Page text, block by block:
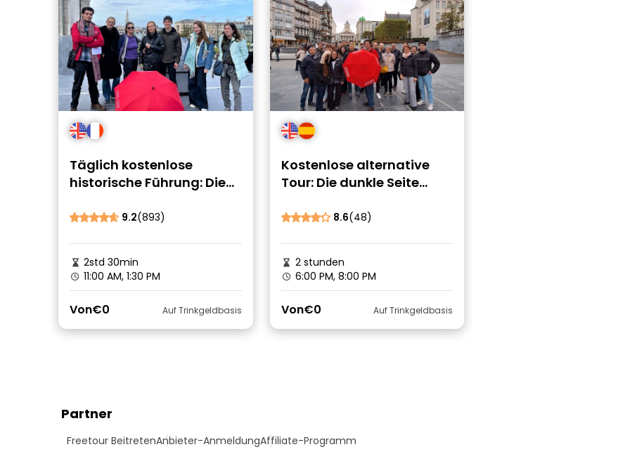
Täglich kostenlose
historische Führung: Die
9.2(893)
2std 30min
11:00 AM, 1:30 PM
Von€0 Auf Trinkgeldbasis
Kostenlose alternative
Tour: Die dunkle Seite
Mystery 8.6(48)
2 stunden
6:00 PM, 8:00 PM
Von€0 Auf Trinkgeldbasis
Partner
Freetour BeitretenAnbieter-AnmeldungAffiliate-Programm